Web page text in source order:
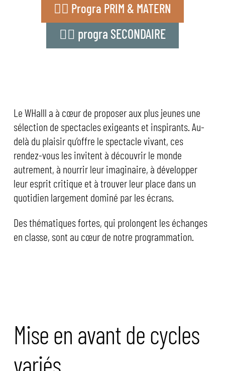
👉🏼 Progra PRIM & MATERN
👉🏼 progra SECONDAIRE
Le WHalll a à cœur de proposer aux plus jeunes une
sélection de spectacles exigeants et inspirants. Au-
delà du plaisir qu’offre le spectacle vivant, ces
rendez-vous les invitent à découvrir le monde
autrement, à nourrir leur imaginaire, à développer
leur esprit critique et à trouver leur place dans un
quotidien largement dominé par les écrans.
Des thématiques fortes, qui prolongent les échanges
en classe, sont au cœur de notre programmation.
Mise en avant de cycles
variés